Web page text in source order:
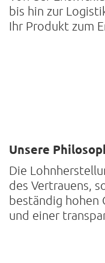
bis hin zur
Ihr Produkt zum
Unsere
Die
des Vertrauens,
beständig hohen
und einer